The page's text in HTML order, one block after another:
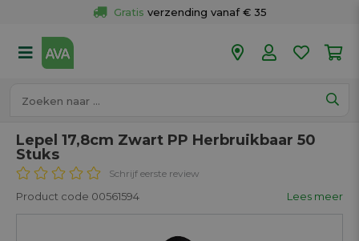
Gratis verzending vanaf € 35
50 winkels
Lepel 17,8cm Zwart PP Herbruikbaar 50
Stuks
Schrijf eerste review
Product code 00561594 Lees meer